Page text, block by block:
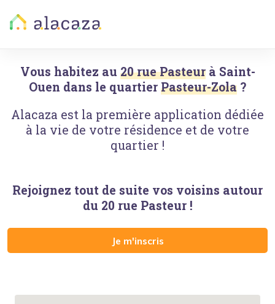
Vous habitez au 20 rue Pasteurà Saint-
Ouen dans le quartier Pasteur-Zola ?
Alacaza est la première application dédiée
à la vie de votre résidence et de votre
quartier !
Rejoignez tout de suite vos voisins autour
du 20 rue Pasteur !
Je m'inscris